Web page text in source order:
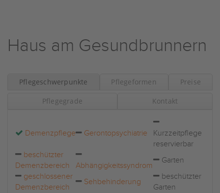
Haus am Gesundbrunnern
Pflegeschwerpunkte Pflegeformen Preise
Pflegegrade Kontakt
Demenzpflege Gerontopsychiatrie
Kurzzeitpflege
reservierbar
beschützter
Demenzbereich
Abhängigkeitssyndrom
Garten
geschlossener
Demenzbereich
Sehbehinderung
beschützter
Garten